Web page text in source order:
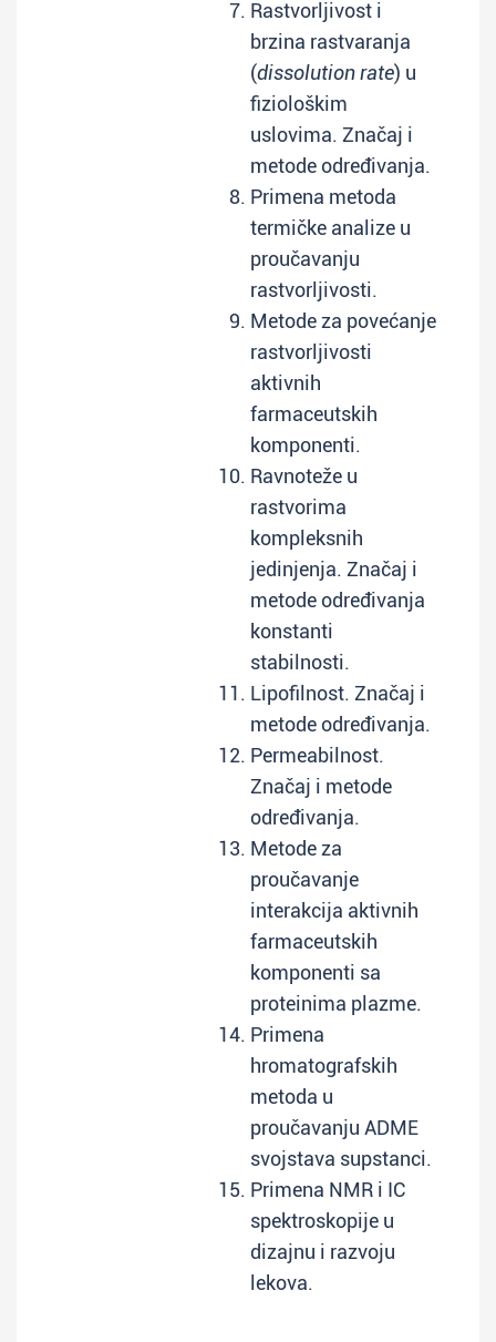
Rastvorljivost i
brzina rastvaranja
(dissolution rate) u
fiziološkim
uslovima. Značaj i
metode određivanja.
Primena metoda
termičke analize u
proučavanju
rastvorljivosti.
Metode za povećanje
rastvorljivosti
aktivnih
farmaceutskih
komponenti.
Ravnoteže u
rastvorima
kompleksnih
jedinjenja. Značaj i
metode određivanja
konstanti
stabilnosti.
Lipofilnost. Značaj i
metode određivanja.
Permeabilnost.
Značaj i metode
određivanja.
Metode za
proučavanje
interakcija aktivnih
farmaceutskih
komponenti sa
proteinima plazme.
Primena
hromatografskih
metoda u
proučavanju ADME
svojstava supstanci.
Primena NMR i IC
spektroskopije u
dizajnu i razvoju
lekova.